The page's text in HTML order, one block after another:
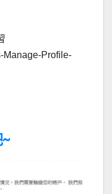
Manage-Profile-